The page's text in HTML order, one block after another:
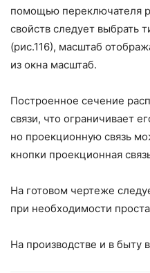
помощью переключателя
свойств следует выбрать
(рис.116), масштаб
из окна масштаб.
Построенное сечение
связи, что ограничивает
но проекционную связь
кнопки проекционная
На готовом чертеже
при необходимости
На производстве и в быту